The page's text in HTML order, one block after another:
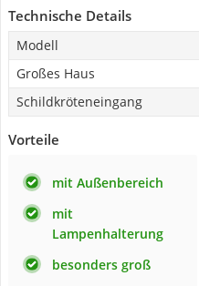
Technische Details
Modell
Großes Haus
Schildkröteneingang
Vorteile
mit Außenbereich
mit
Lampenhalterung
besonders groß